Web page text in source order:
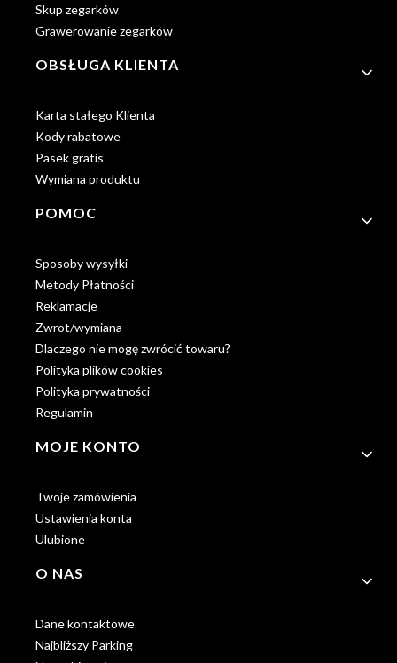
Skup zegarków
Grawerowanie zegarków
OBSŁUGA KLIENTA
Karta stałego Klienta
Kody rabatowe
Pasek gratis
Wymiana produktu
POMOC
Sposoby wysyłki
Metody Płatności
Reklamacje
Zwrot/wymiana
Dlaczego nie mogę zwrócić towaru?
Polityka plików cookies
Polityka prywatności
Regulamin
MOJE KONTO
Twoje zamówienia
Ustawienia konta
Ulubione
O NAS
Dane kontaktowe
Najbliższy Parking